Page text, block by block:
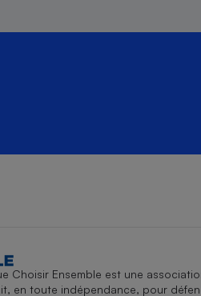
Choisir Ensemble est une
en toute indépendance, pour